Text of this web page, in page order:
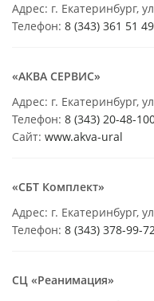
Адрес: г. Екатеринбург,
Телефон: 8 (343) 361 51 49
«АКВА СЕРВИС»
Адрес: г. Екатеринбург,
Телефон: 8 (343) 20-48-
Сайт: www.akva-ural
«СБТ Комплект»
Адрес: г. Екатеринбург,
Телефон: 8 (343) 378-99-
СЦ «Реанимация»